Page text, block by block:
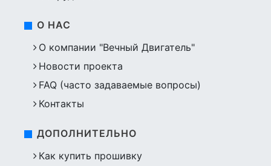
О НАС
О компании "Вечный Двигатель"
Новости проекта
FAQ (часто задаваемые вопросы)
Контакты
ДОПОЛНИТЕЛЬНО
Как купить прошивку